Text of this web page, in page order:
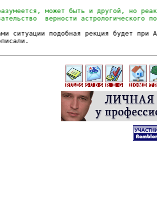
ситуации подобная рекция будет при